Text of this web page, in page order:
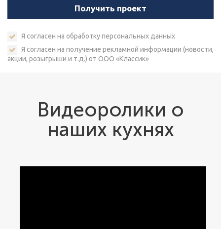
Я согласен на обработку персональных данных
Я согласен на получение рекламной информации (новости,
акции, розыгрыши и т.д.) от ООО «Классик»
Видеоролики о
наших кухнях